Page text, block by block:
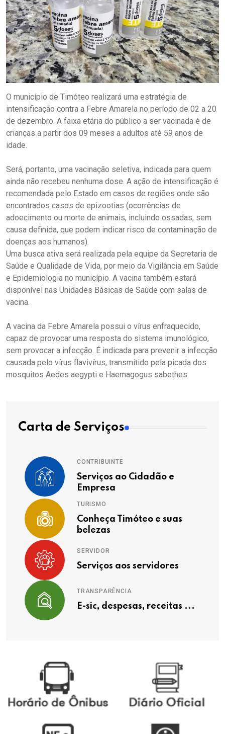
O município de Timóteo realizará uma estratégia de
intensificação contra a Febre Amarela no período de 02 a 20
de dezembro. A faixa etária do público a ser vacinada é de
crianças a partir dos 09 meses a adultos até 59 anos de
idade.
Será, portanto, uma vacinação seletiva, indicada para quem
ainda não recebeu nenhuma dose. A ação de intensificação é
recomendada pelo Estado em casos de regiões onde são
encontrados casos de epizootias (ocorrências de
adoecimento ou morte de animais, incluindo ossadas, sem
causa definida, que podem indicar risco de contaminação de
doenças aos humanos).
Uma busca ativa será realizada pela equipe da Secretaria de
Saúde e Qualidade de Vida, por meio da Vigilância em Saúde
e Epidemiologia no município. A vacina também estará
disponível nas Unidades Básicas de Saúde com salas de
vacina.
A vacina da Febre Amarela possui o vírus enfraquecido,
capaz de provocar uma resposta do sistema imunológico,
sem provocar a infecção. É indicada para prevenir a infecção
causada pelo vírus flavivírus, transmitido pela picada dos
mosquitos Aedes aegypti e Haemagogus sabethes.
Carta de Serviços
CONTRIBUINTE
Serviços ao Cidadão e
Empresa
TURISMO
Conheça Timóteo e suas
belezas
SERVIDOR
Serviços aos servidores
TRANSPARÊNCIA
E-sic, despesas, receitas ...